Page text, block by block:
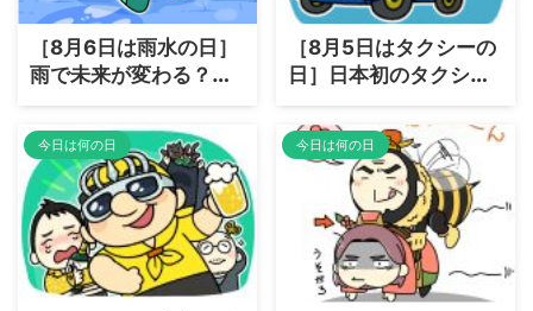
［8月6日は雨水の日］
雨で未来が変わる？
「雨水」がエネルギー
になる日が来るかも
［8月5日はタクシーの
日］日本初のタクシー
は黒塗りじゃなかっ
た！
今日は何の日 今日は何の日